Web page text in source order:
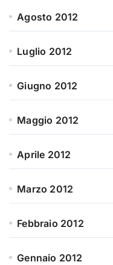
Agosto 2012
Luglio 2012
Giugno 2012
Maggio 2012
Aprile 2012
Marzo 2012
Febbraio 2012
Gennaio 2012